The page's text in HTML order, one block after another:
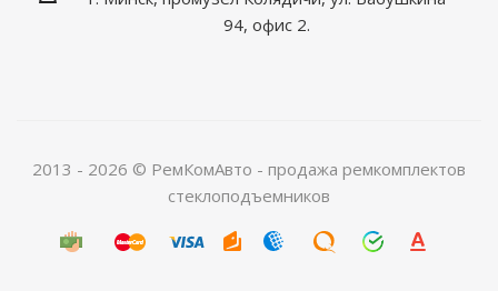
94, офис 2.
2013 - 2026 © РемКомАвто - продажа ремкомплектов
стеклоподъемников